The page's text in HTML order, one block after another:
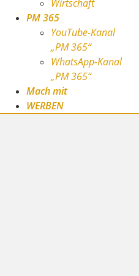
Wirtschaft
PM 365
YouTube-Kanal
„PM 365“
WhatsApp-Kanal
„PM 365“
Mach mit
WERBEN